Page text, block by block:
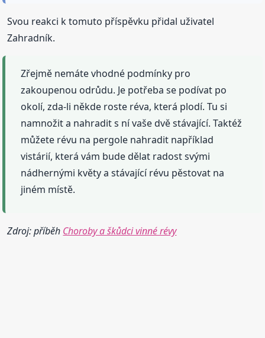
Svou reakci k tomuto příspěvku přidal uživatel
Zahradník.
Zřejmě nemáte vhodné podmínky pro
zakoupenou odrůdu. Je potřeba se podívat po
okolí, zda-li někde roste réva, která plodí. Tu si
namnožit a nahradit s ní vaše dvě stávající. Taktéž
můžete révu na pergole nahradit například
vistárií, která vám bude dělat radost svými
nádhernými květy a stávající révu pěstovat na
jiném místě.
Zdroj: příběh Choroby a škůdci vinné révy